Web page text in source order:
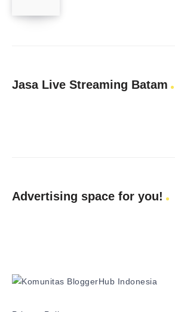
Jasa Live Streaming Batam
Advertising space for you!